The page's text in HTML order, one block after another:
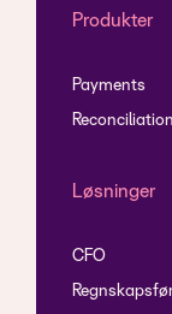
Produkter
Payments
Reconciliation
Løsninger
CFO